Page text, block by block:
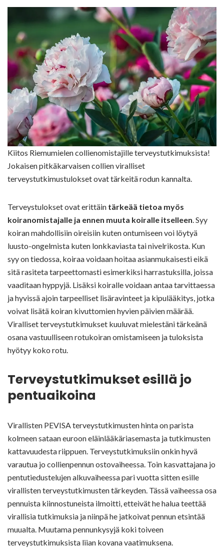
Kiitos Riemumielen collienomistajille terveystutkimuksista!
Jokaisen pitkäkarvaisen collien viralliset
terveystutkimustulokset ovat tärkeitä rodun kannalta.
Terveystulokset ovat erittäin tärkeää tietoa myös
koiranomistajalle ja ennen muuta koiralle itselleen. Syy
koiran mahdollisiin oireisiin kuten ontumiseen voi löytyä
luusto-ongelmista kuten lonkkaviasta tai nivelrikosta. Kun
syy on tiedossa, koiraa voidaan hoitaa asianmukaisesti eikä
sitä rasiteta tarpeettomasti esimerkiksi harrastuksilla, joissa
vaaditaan hyppyjä. Lisäksi koiralle voidaan antaa tarvittaessa
ja hyvissä ajoin tarpeelliset lisäravinteet ja kipulääkitys, jotka
voivat lisätä koiran kivuttomien hyvien päivien määrää.
Viralliset terveystutkimukset kuuluvat mielestäni tärkeänä
osana vastuulliseen rotukoiran omistamiseen ja tuloksista
hyötyy koko rotu.
Terveystutkimukset esillä jo
pentuaikoina
Virallisten PEVISA terveystutkimusten hinta on parista
kolmeen sataan euroon eläinlääkäriasemasta ja tutkimusten
kattavuudesta riippuen. Terveystutkimuksiin onkin hyvä
varautua jo collienpennun ostovaiheessa. Toin kasvattajana jo
pentutiedustelujen alkuvaiheessa pari vuotta sitten esille
virallisten terveystutkimusten tärkeyden. Tässä vaiheessa osa
pennuista kiinnostuneista ilmoitti, etteivät he halua teettää
virallisia tutkimuksia ja niinpä he jatkoivat pennun etsintää
muualta. Muutama pennunkysyjä koki toiveen
terveystutkimuksista liian kovana vaatimuksena.